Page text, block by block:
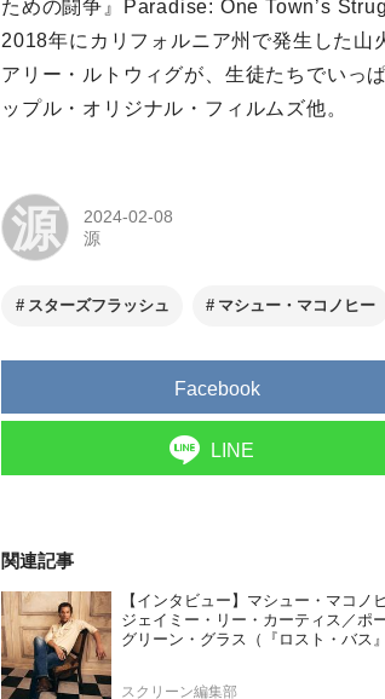
ための闘争』Paradise: One Town’s
2018年にカリフォルニア州で発生した山
アリー・ルトウィグが、生徒たちでいっ
ップル・オリジナル・フィルムズ他。
源
2024-02-08
源
スターズフラッシュ マシュー・マコノヒー
Facebook
LINE
関連記事
【インタビュー】マシュー・マコノ
ジェイミー・リー・カーティス／ポ
グリーン・グラス（『ロスト・バス』
スクリーン編集部